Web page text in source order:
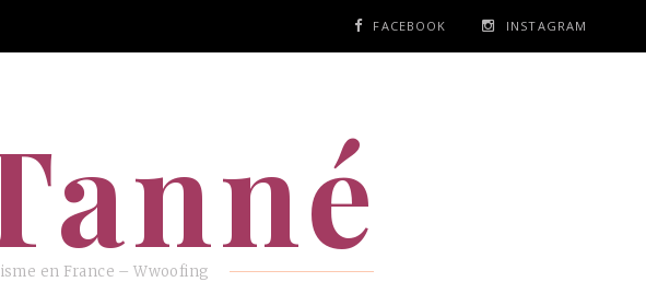
FACEBOOK INSTAGRAM
en France – Wwoofing